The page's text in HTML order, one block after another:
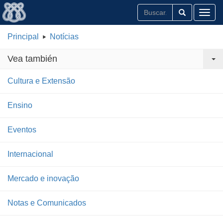
Principal Notícias
Vea también
Cultura e Extensão
Ensino
Eventos
Internacional
Mercado e inovação
Notas e Comunicados